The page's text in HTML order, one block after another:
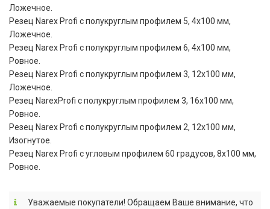
Ложечное.
Резец Narex Profi с полукруглым профилем 5, 4х100 мм,
Ложечное.
Резец Narex Profi с полукруглым профилем 6, 4х100 мм,
Ровное.
Резец Narex Profi с полукруглым профилем 3, 12х100 мм,
Ложечное.
Резец NarexProfi с полукруглым профилем 3, 16х100 мм,
Ровное.
Резец Narex Profi с полукруглым профилем 2, 12х100 мм,
Изогнутое.
Резец Narex Profi с угловым профилем 60 градусов, 8х100 мм,
Ровное.
Уважаемые покупатели! Обращаем Ваше внимание, что